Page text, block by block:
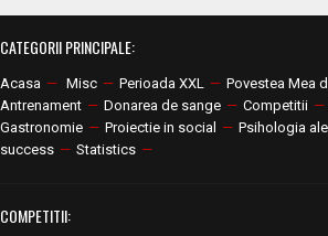
CATEGORII PRINCIPALE:
Acasa — Misc — Perioada XXL — Povestea Mea
Antrenament — Donarea de sange — Competitii —
Gastronomie — Proiectie in social — Psihologia
success — Statistics —
COMPETITII: